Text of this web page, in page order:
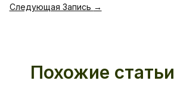
Следующая Запись →
Похожие статьи